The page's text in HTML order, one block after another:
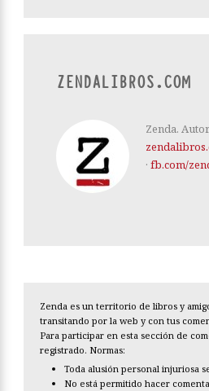
ZENDALIBROS.COM
Zenda.
· fb.com/
Zenda es un territorio de libros y
transitando por la web y con tus
Para participar en esta sección de
registrado. Normas:
Toda alusión personal injuriosa
No está permitido hacer